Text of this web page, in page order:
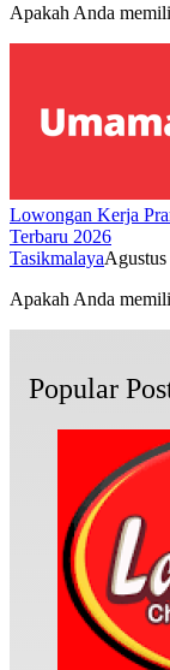
Apakah Anda
Lowongan Kerja
Terbaru 2026
Tasikmalaya
Apakah Anda
Popular